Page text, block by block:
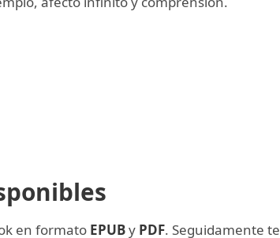
en formato EPUBy PDF. Seguidamente te